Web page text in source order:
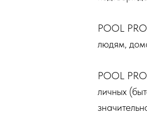
POOL
людям,
POOL
личных